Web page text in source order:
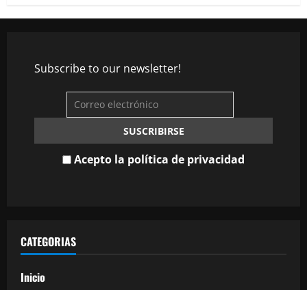
Subscribe to our newsletter!
Acepto la política de privacidad
CATEGORIAS
Inicio